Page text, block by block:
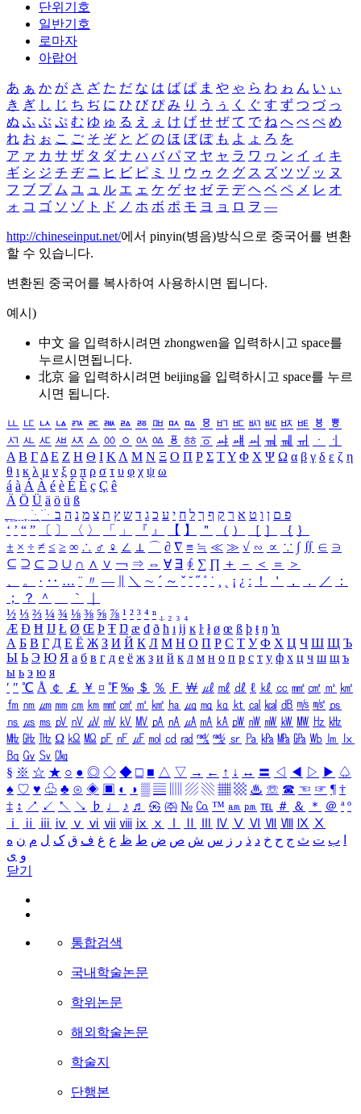
단위기호
일반기호
로마자
아랍어
あ ぁ か が さ ざ た だ な は ば ぱ ま や ゃ ら わ ゎ ん い ぃ
き ぎ し じ ち ぢ に ひ び ぴ み り う ぅ く ぐ す ず つ づ っ
ぬ ふ ぶ ぷ む ゆ ゅ る え ぇ け げ せ ぜ て で ね へ べ ぺ め
れ お ぉ こ ご そ ぞ と ど の ほ ぼ ぽ も よ ょ ろ を
ア ァ カ サ ザ タ ダ ナ ハ バ パ マ ヤ ャ ラ ワ ヮ ン イ ィ キ
ギ シ ジ チ ヂ ニ ヒ ビ ピ ミ リ ウ ゥ ク グ ス ズ ツ ヅ ッ ヌ
フ ブ プ ム ユ ュ ル エ ェ ケ ゲ セ ゼ テ デ ヘ ベ ペ メ レ オ
ォ コ ゴ ソ ゾ ト ド ノ ホ ボ ポ モ ヨ ョ ロ ヲ ―
http://chineseinput.net/에서 pinyin(병음)방식으로 중국어를 변환
할 수 있습니다.
변환된 중국어를 복사하여 사용하시면 됩니다.
예시)
中文 을 입력하시려면 zhongwen을 입력하시고 space를
누르시면됩니다.
北京 을 입력하시려면 beijing을 입력하시고 space를 누르
시면 됩니다.
ㅥ ㅦ ㅧ ㅨ ㅩ ㅪ ㅫ ㅬ ㅭ ㅮ ㅯ ㅰ ㅱ ㅲ ㅳ ㅴ ㅵ ㅶ ㅷ ㅸ
ㅹ
ㅺ ㅻ ㅼ ㅽ ㅾ ㅿ ㆀ ㆁ ㆂ ㆃ ㆄ ㆅ ㆆ ㆇ ㆈ ㆉ ㆊ ㆋ ㆌ ㆍ
ㆎ
Α Β ΓΔ Ε Ζ Η Θ Ι ΚΛ Μ Ν Ξ Ο Π Ρ Σ ΤΥ Φ Χ Ψ Ω α β γ δ ε ζ η
θ ι κ λ μ ν ξ ο π ρ σ τ υ φ χ ψ ω
á à Á À é è É È ç Ç ê
Ä Ö Ü ä ö ü ß
ִֶֹ ֻּ ׁׂ פ ם ן ו ט א ר ק ף ך ל ח י ע כ ג ד ש ץ ת צ מ נ ה ב
‘ ’ “ ” 〔 〕 〈 〉 「 」 『 』 【 】 ＂ （ ） ［ ］ ｛ ｝
± × ÷ ≠ ≤ ≥ ∞ ∴ ♂ ♀ ∠ ⊥ ⌒ ∂ ∇ ≡ ≒ ≪ ≫ √ ∽ ∝ ∵ ∫ ∬ ∈ ∋
⊆ ⊇ ⊂ ⊃ ∪ ∩ ∧ ∨ ￢ ⇒ ⇔ ∀ ∃ ∮ ∑ ∏ ＋ － ＜ ＝
＞
、
。 · ‥ … ¨ 〃 ― ＼ ∼ ´ ～ ˇ ˘ ˝ ˚ ˙ ¸ ¡ ¿ ː ！ ＇ ， ． ／
：
；
？ ＾ ｀
½ ⅓ ⅔ ¼ ¾ ⅛ ⅜ ⅝ ⅞ ¹ ² ³ ⁴ ⁿ ₁ ₂ ₃ ₄
Æ Ð Ħ Ĳ Ł Ø Œ Þ Ŧ Ŋ æ đ ð ħ ı ĳ ĸ ŀ ł ø œ ß þ ŧ ŋ ŉ
А Б В Г Д Е Ё Ж З И Й К Л М Н О П Р С Т У Ф Х Ц Ч Ш Щ Ъ
Ы Ь Э Ю Я а б в г д е ё ж з и й к л м н о п р с т у ф х ц ч ш щ ъ
ы ь э ю я
′ ″ ℃ Å ￠ ￡ ￥ ¤ ℉ ‰ ＄ ％ Ｆ ￦ ㎕ ㎖ ㎗ ℓ ㎘ ㏄ ㎣ ㎤ ㎥ ㎦
㎙ ㎚ ㎛ ㎜ ㎝ ㎞ ㎟ ㎠ ㎡ ㎢ ㏊ ㎍ ㎎ ㎏ ㏏ ㎈ ㎉ ㏈ ㎧ ㎨ ㎰
㎱ ㎲ ㎳ ㎴ ㎵ ㎶ ㎷ ㎸ ㎹ ㎀ ㎁ ㎂ ㎃ ㎄ ㎺ ㎻ ㎽ ㎾ ㎿ ㎐ ㎑
㎒ ㎓ ㎔ Ω ㏀ ㏁ ㎊ ㎋ ㎌ ㏖ ㏅ ㎭ ㎮ ㎯ ㏛ ㎩ ㎪ ㎫ ㎬ ㏝ ㏐
㏓
㏃ ㏉ ㏜ ㏆
§ ※ ☆ ★ ○ ● ◎ ◇ ◆ □ ■ △ ▽ → ← ↑ ↓ ↔ 〓 ◁ ◀ ▷ ▶ ♤
♠ ♡ ♥ ♧ ♣ ⊙ ◈ ▣ ◐ ◑ ▒ ▤ ▨ ▧ ▦ ▩ ♨ ☏ ☎ ☜ ☞ ¶ †
‡ ↕ ↗ ↙ ↖ ↘ ♭ ♩ ♪ ♬ ㉿ ㈜ № ㏇ ™ ㏂ ㏘ ℡ ＃ ＆ ＊ ＠ ª º
ⅰ
ⅱ ⅲ ⅳ ⅴ ⅵ ⅶ ⅷ ⅸ ⅹ Ⅳ Ⅴ Ⅵ Ⅶ Ⅷ Ⅸ Ⅹ
ب ت ث ج ح خ د ذ ر ز س ش ص ض ط ظ ع غ ف ق ک ل م ن ه
و ی
닫기
통합검색
국내학술논문
학위논문
해외학술논문
학술지
단행본